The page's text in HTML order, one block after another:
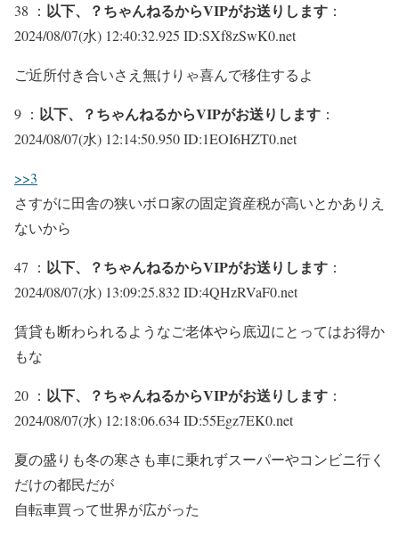
38 ： 以下、？ちゃんねるからVIPがお送りします ：
2024/08/07(水) 12:40:32.925 ID:SXf8zSwK0.net
ご近所付き合いさえ無けりゃ喜んで移住するよ
9 ： 以下、？ちゃんねるからVIPがお送りします ：
2024/08/07(水) 12:14:50.950 ID:1EOI6HZT0.net
>>3
さすがに田舎の狭いボロ家の固定資産税が高いとかありえ
ないから
47 ： 以下、？ちゃんねるからVIPがお送りします ：
2024/08/07(水) 13:09:25.832 ID:4QHzRVaF0.net
賃貸も断わられるようなご老体やら底辺にとってはお得か
もな
20 ： 以下、？ちゃんねるからVIPがお送りします ：
2024/08/07(水) 12:18:06.634 ID:55Egz7EK0.net
夏の盛りも冬の寒さも車に乗れずスーパーやコンビニ行く
だけの都民だが
自転車買って世界が広がった